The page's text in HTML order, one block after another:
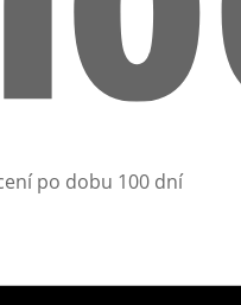
po dobu 100 dní